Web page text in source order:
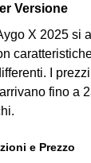
Versione
X 2025 si
I
fino a
e Prezzo